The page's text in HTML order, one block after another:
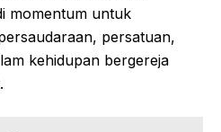
momentum untuk
persatuan,
kehidupan bergereja